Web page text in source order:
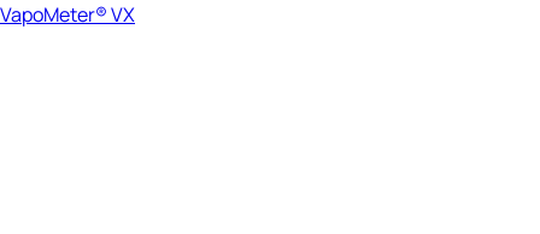
VapoMeter® VX